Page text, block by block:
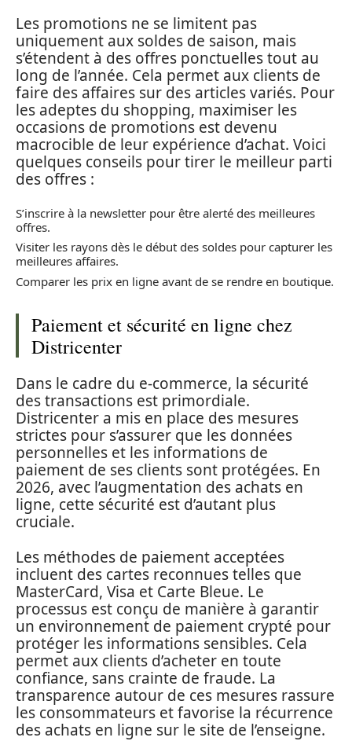
Les promotions ne se limitent pas
uniquement aux soldes de saison, mais
s’étendent à des offres ponctuelles tout au
long de l’année. Cela permet aux clients de
faire des affaires sur des articles variés. Pour
les adeptes du shopping, maximiser les
occasions de promotions est devenu
macrocible de leur expérience d’achat. Voici
quelques conseils pour tirer le meilleur parti
des offres :
S’inscrire à la newsletter pour être alerté des meilleures
offres.
Visiter les rayons dès le début des soldes pour capturer les
meilleures affaires.
Comparer les prix en ligne avant de se rendre en boutique.
Paiement et sécurité en ligne chez
Districenter
Dans le cadre du e-commerce, la sécurité
des transactions est primordiale.
Districenter a mis en place des mesures
strictes pour s’assurer que les données
personnelles et les informations de
paiement de ses clients sont protégées. En
2026, avec l’augmentation des achats en
ligne, cette sécurité est d’autant plus
cruciale.
Les méthodes de paiement acceptées
incluent des cartes reconnues telles que
MasterCard, Visa et Carte Bleue. Le
processus est conçu de manière à garantir
un environnement de paiement crypté pour
protéger les informations sensibles. Cela
permet aux clients d’acheter en toute
confiance, sans crainte de fraude. La
transparence autour de ces mesures rassure
les consommateurs et favorise la récurrence
des achats en ligne sur le site de l’enseigne.